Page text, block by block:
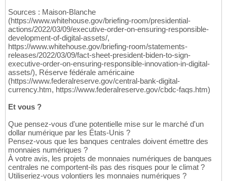
Sources : Maison-Blanche
(https://www.whitehouse.gov/briefing-room/presidential-
actions/2022/03/09/executive-order-on-ensuring-responsible-
development-of-digital-assets/,
https://www.whitehouse.gov/briefing-room/statements-
releases/2022/03/09/fact-sheet-president-biden-to-sign-
executive-order-on-ensuring-responsible-innovation-in-digital-
assets/), Réserve fédérale américaine
(https://www.federalreserve.gov/central-bank-digital-
currency.htm, https://www.federalreserve.gov/cbdc-faqs.htm)
Et vous ?
Que pensez-vous d'une potentielle mise sur le marché d'un
dollar numérique par les États-Unis ?
Pensez-vous que les banques centrales doivent émettre des
monnaies numériques ?
À votre avis, les projets de monnaies numériques de banques
centrales ne comportent-ils pas des risques pour le climat ?
Utiliseriez-vous volontiers les monnaies numériques ?